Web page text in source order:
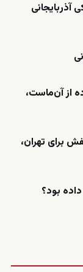
آذربایجانی
شعار «اراده از آن‌ماست،
برای تهران،
بود؟